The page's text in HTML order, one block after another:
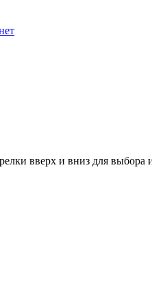
вверх и вниз для